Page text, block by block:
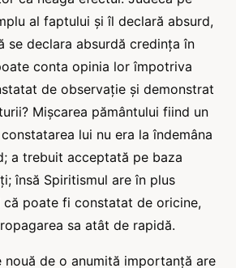
al faptului și îl declară absurd,
se declara absurdă credința în
conta opinia lor împotriva
de observație și demonstrat
Mișcarea pământului fiind un
lui nu era la îndemâna
a trebuit acceptată pe baza
însă Spiritismul are în plus
că poate fi constatat de oricine,
sa atât de rapidă.
nouă de o anumită importanță are